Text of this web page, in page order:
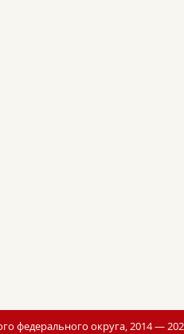
федерального округа, 2014 —